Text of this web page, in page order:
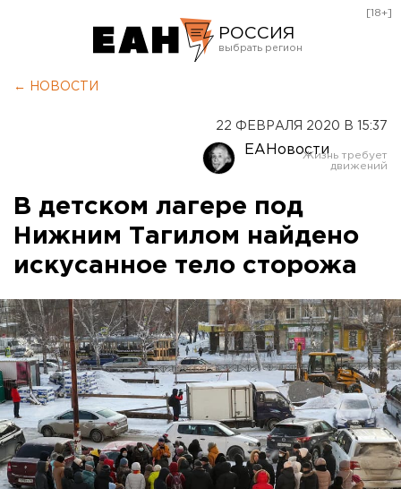
РОССИЯ
Оренбург
[18+]
← НОВОСТИ
22 ФЕВРАЛЯ 2020 В 15:37
ЕАНовости
В детском лагере под
Нижним Тагилом найдено
искусанное тело сторожа